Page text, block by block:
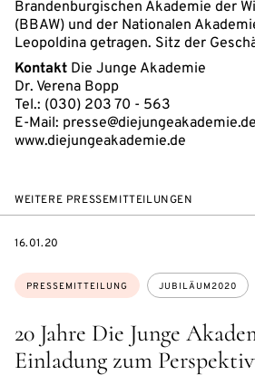
Brandenburgischen Akademie der
(BBAW) und der Nationalen
Leopoldina getragen. Sitz der
Kontakt Die Junge Akademie
Dr. Verena Bopp
Tel.: (030) 203 70 - 563
E-Mail: presse@diejungeakademie.de
www.diejungeakademie.de
WEITERE PRESSEMITTEILUNGEN
20 Jahre Die Junge
Einladung zum
Themen:
PRESSEMITTEILUNG JUBILÄUM2020
DATE
16.01.20